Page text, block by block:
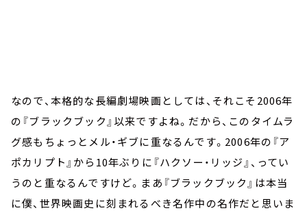
なので、本格的な長編劇場映画としては、それこそ2006年
の『ブラックブック』以来ですよね。だから、このタイムラ
グ感もちょっとメル・ギブに重なるんです。2006年の『ア
ポカリプト』から10年ぶりに『ハクソー・リッジ』、ってい
うのと重なるんですけど。まあ『ブラックブック』は本当
に僕、世界映画史に刻まれるべき名作中の名作だと思いま